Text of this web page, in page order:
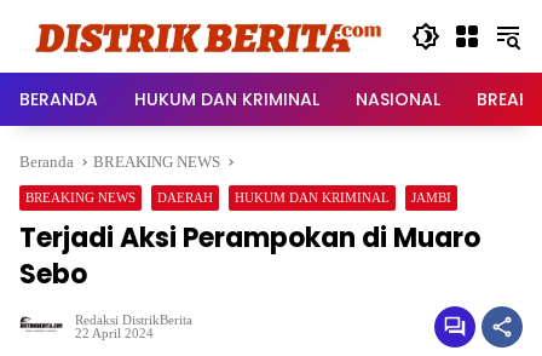
BERANDA HUKUM DAN KRIMINAL NASIONAL
Beranda BREAKING NEWS
BREAKING NEWS DAERAH HUKUM DAN KRIMINAL JAMBI
Terjadi Aksi Perampokan di Muaro
Sebo
Redaksi DistrikBerita
22 April 2024